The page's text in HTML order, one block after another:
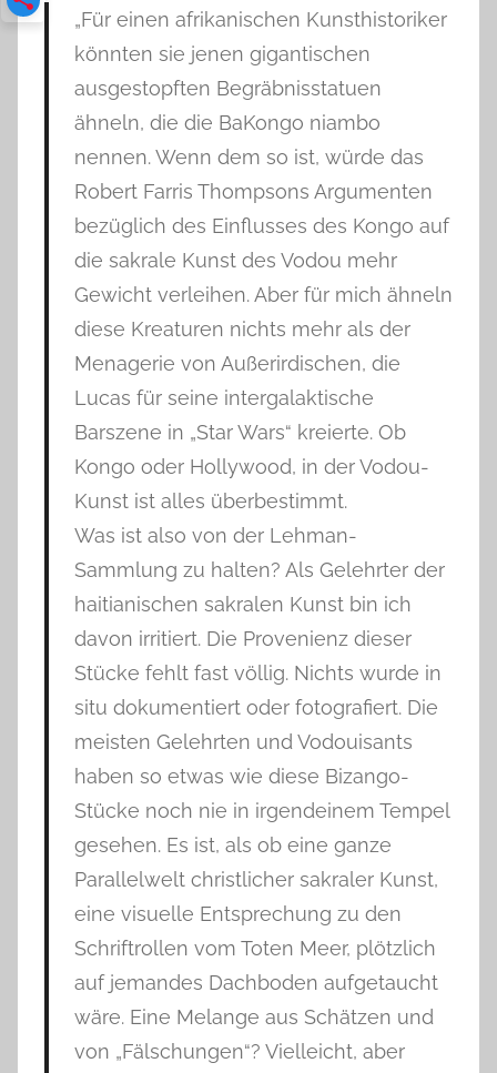
„Für einen afrikanischen Kunsthistoriker
könnten sie jenen gigantischen
ausgestopften Begräbnisstatuen
ähneln, die die BaKongo niambo
nennen. Wenn dem so ist, würde das
Robert Farris Thompsons Argumenten
bezüglich des Einflusses des Kongo auf
die sakrale Kunst des Vodou mehr
Gewicht verleihen. Aber für mich ähneln
diese Kreaturen nichts mehr als der
Menagerie von Außerirdischen, die
Lucas für seine intergalaktische
Barszene in „Star Wars“ kreierte. Ob
Kongo oder Hollywood, in der Vodou-
Kunst ist alles überbestimmt.
Was ist also von der Lehman-
Sammlung zu halten? Als Gelehrter der
haitianischen sakralen Kunst bin ich
davon irritiert. Die Provenienz dieser
Stücke fehlt fast völlig. Nichts wurde in
situ dokumentiert oder fotografiert. Die
meisten Gelehrten und Vodouisants
haben so etwas wie diese Bizango-
Stücke noch nie in irgendeinem Tempel
gesehen. Es ist, als ob eine ganze
Parallelwelt christlicher sakraler Kunst,
eine visuelle Entsprechung zu den
Schriftrollen vom Toten Meer, plötzlich
auf jemandes Dachboden aufgetaucht
wäre. Eine Melange aus Schätzen und
von „Fälschungen“? Vielleicht, aber